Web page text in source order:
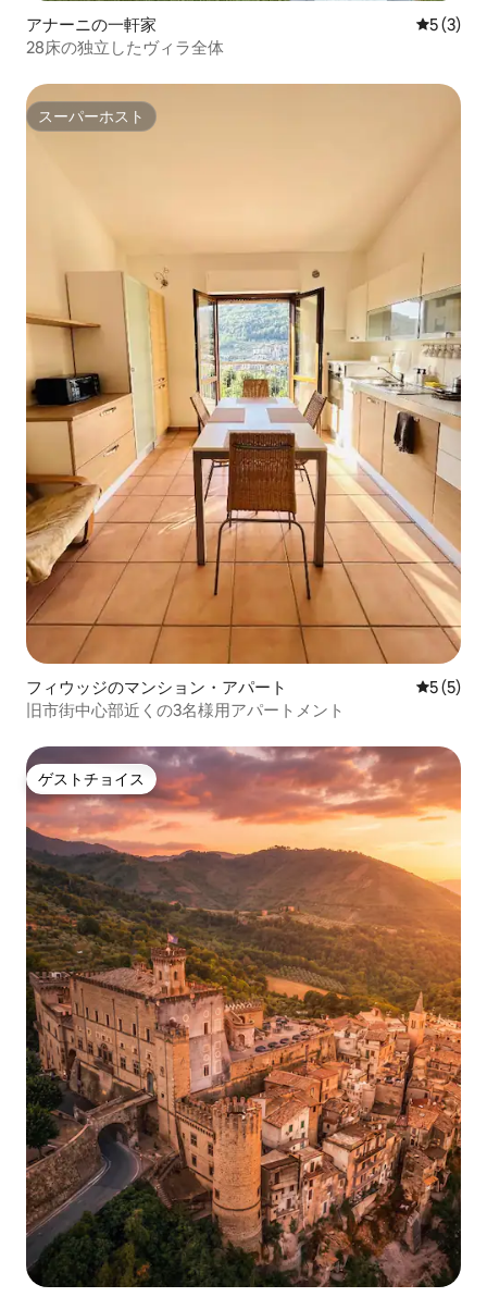
アナーニの一軒家 レビュー
5 (3)
28床の独立したヴィラ全体
スーパーホスト
スーパーホスト
フィウッジのマンション・アパート レビュー
5 (5)
旧市街中心部近くの3名様用アパートメント
ゲストチョイス
ゲストチョイス